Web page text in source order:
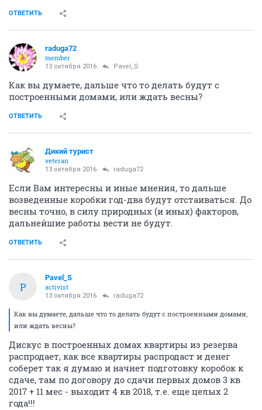
ОТВЕТИТЬ
raduga72
member
13 октября 2016 Pavel_S
Как вы думаете, дальше что то делать будут с
построенными домами, или ждать весны?
ОТВЕТИТЬ
Дикий турист
veteran
13 октября 2016 raduga72
Если Вам интересны и иные мнения, то дальше
возведенные коробки год-два будут отстаиваться. До
весны точно, в силу природных (и иных) факторов,
дальнейшие работы вести не будут.
ОТВЕТИТЬ
P
Pavel_S
activist
13 октября 2016 raduga72
Как вы думаете, дальше что то делать будут с построенными домами,
или ждать весны?
Дискус в построенных домах квартиры из резерва
распродает, как все квартиры распродаст и денег
соберет так я думаю и начнет подготовку коробок к
сдаче, там по договору до сдачи первых домов 3 кв
2017 + 11 мес - выходит 4 кв 2018, т.е. еще целых 2
года!!!